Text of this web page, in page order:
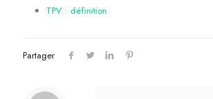
TPV : définition
Partager